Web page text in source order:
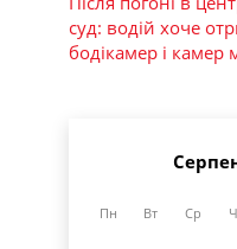
суд: водій хоче
бодікамер і камер
Пн Вт Ср